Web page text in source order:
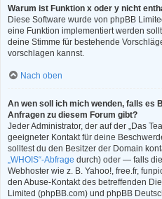
Warum ist Funktion x oder y nicht
Diese Software wurde von phpBB
eine Funktion implementiert werden
deine Stimme für bestehende
vorschlagen kannst.
Nach oben
An wen soll ich mich wenden, falls es
Anfragen zu diesem Forum gibt?
Jeder Administrator, der auf der „Das
geeigneter Kontakt für deine
solltest du den Besitzer der Domain
„WHOIS“-Abfrage durch) oder — falls
Webhoster wie z. B. Yahoo!, free.fr,
den Abuse-Kontakt des betreffenden
Limited (phpBB.com) und phpBB